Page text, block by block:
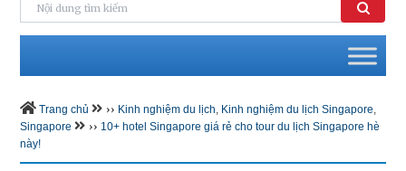
Trang chủ ›› Kinh nghiệm du lịch, Kinh nghiệm du lịch Singapore,
Singapore
›› 10+ hotel Singapore giá rẻ cho tour du lịch Singapore hè
này!